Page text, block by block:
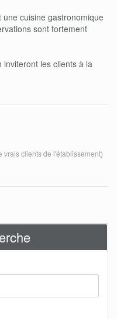
une cuisine gastronomique
sont fortement
inviteront les clients à la
vrais clients de l'établissement)